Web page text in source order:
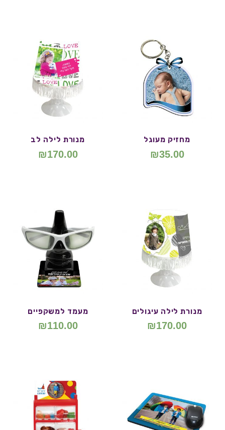
מחזיק מעוגל
₪35.00
מנורת לילה לב
₪170.00
מנורת לילה עיגולים
₪170.00
מעמד למשקפיים
₪110.00